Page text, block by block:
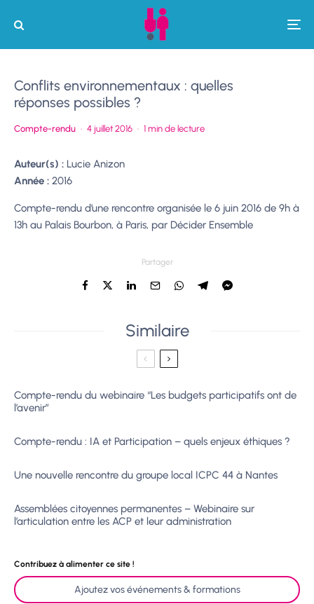
Conflits environnementaux : quelles
réponses possibles ?
Compte-rendu · 4 juillet 2016 · 1 min de lecture
Auteur(s) : Lucie Anizon
Année : 2016
Compte-rendu d’une rencontre organisée le 6 juin 2016 de 9h à
13h au Palais Bourbon, à Paris, par Décider Ensemble
Partager
Similaire
Compte-rendu du webinaire “Les budgets participatifs ont de
l’avenir”
Compte-rendu : IA et Participation – quels enjeux éthiques ?
Une nouvelle rencontre du groupe local ICPC 44 à Nantes
Assemblées citoyennes permanentes – Webinaire sur
l’articulation entre les ACP et leur administration
Contribuez à alimenter ce site !
Ajoutez vos événements & formations